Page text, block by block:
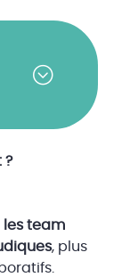
?
les team
, plus